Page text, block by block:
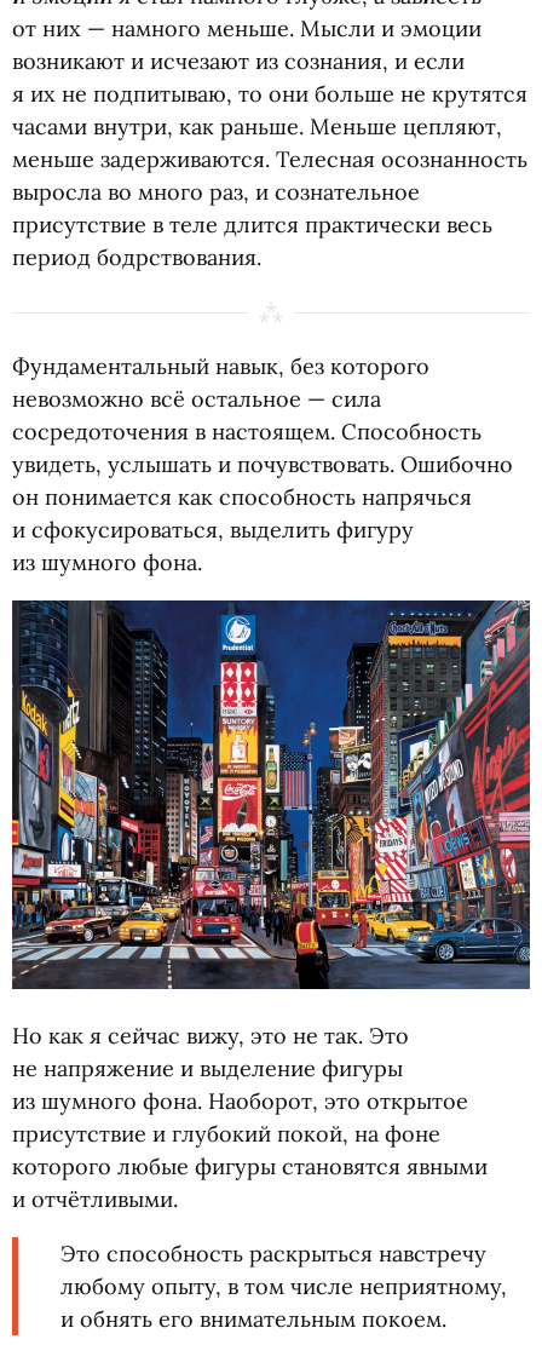
от них — намного меньше. Мысли и эмоции
возникают и исчезают из сознания, и если
я их не подпитываю, то они больше не крутятся
часами внутри, как раньше. Меньше цепляют,
меньше задерживаются. Телесная осознанность
выросла во много раз, и сознательное
присутствие в теле длится практически весь
период бодрствования.
Фундаментальный навык, без которого
невозможно всё остальное — сила
сосредоточения в настоящем. Способность
увидеть, услышать и почувствовать. Ошибочно
он понимается как способность напрячься
и сфокусироваться, выделить фигуру
из шумного фона.
Но как я сейчас вижу, это не так. Это
не напряжение и выделение фигуры
из шумного фона. Наоборот, это открытое
присутствие и глубокий покой, на фоне
которого любые фигуры становятся явными
и отчётливыми.
Это способность раскрыться навстречу
любому опыту, в том числе неприятному,
и обнять его внимательным покоем.